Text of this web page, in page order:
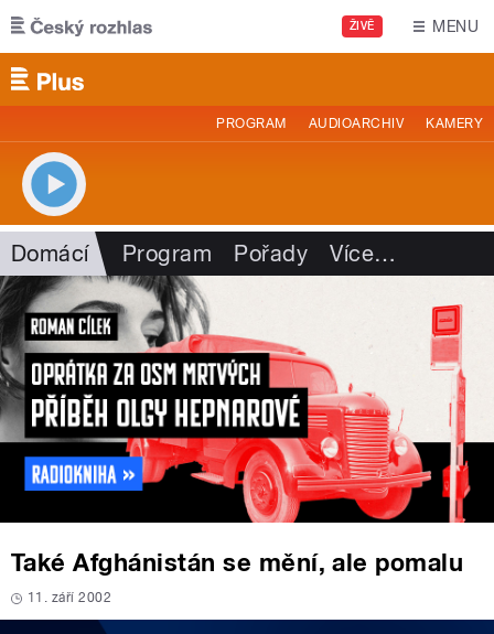
Přejít k hlavnímu obsahu
ŽIVĚ MENU
PROGRAM AUDIOARCHIV KAMERY
Domácí Program Pořady Více…
Také Afghánistán se mění, ale pomalu
11. září 2002